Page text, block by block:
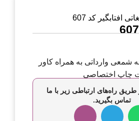
افتابگیر کد 607
وارداتی به همراه کاور
چاپ اختصاصی
طریق راه‌های ارتباطی زیر با ما
تماس بگیرید.